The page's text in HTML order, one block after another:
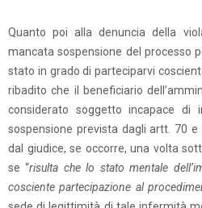
Quanto poi alla denuncia della
mancata sospensione del processo
stato in grado di parteciparvi
ribadito che il beneficiario
considerato soggetto incapace
sospensione prevista dagli artt. 70 e
dal giudice, se occorre, una volta
se “risulta che lo stato mentale
cosciente partecipazione al